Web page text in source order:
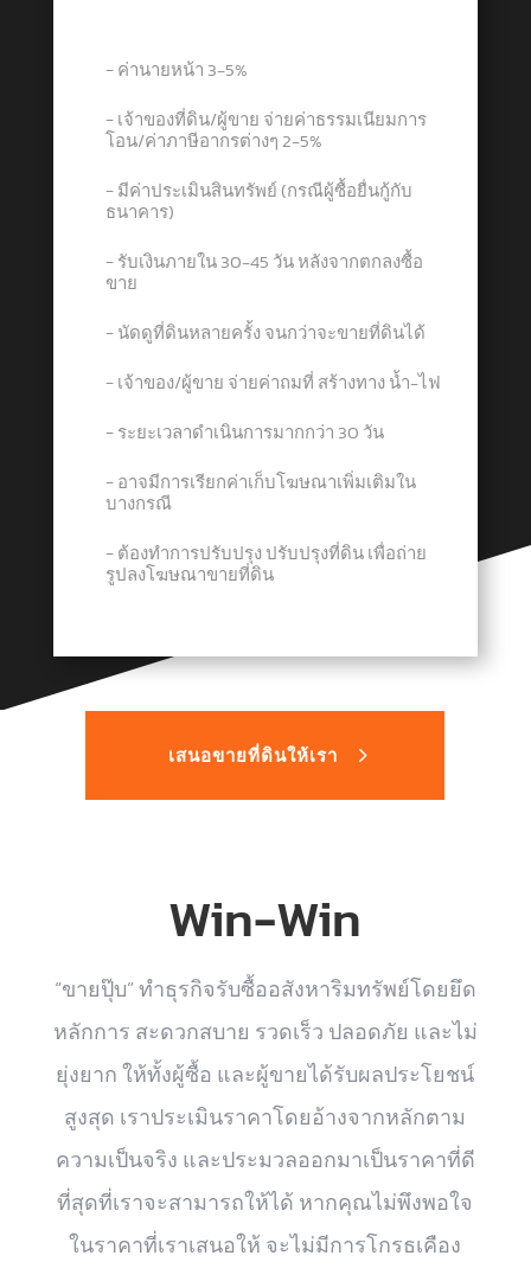
− ค่านายหน้า 3-5%
− เจ้าของที่ดิน/ผู้ขาย จ่ายค่าธรรมเนียมการ
โอน/ค่าภาษีอากรต่างๆ 2-5%
− มีค่าประเมินสินทรัพย์ (กรณีผู้ซื้อยื่นกู้กับ
ธนาคาร)
− รับเงินภายใน 30-45 วัน หลังจากตกลงซื้อ
ขาย
− นัดดูที่ดินหลายครั้ง จนกว่าจะขายที่ดินได้
− เจ้าของ/ผู้ขาย จ่ายค่าถมที่ สร้างทาง น้ำ-ไฟ
− ระยะเวลาดำเนินการมากกว่า 30 วัน
− อาจมีการเรียกค่าเก็บโฆษณาเพิ่มเติมใน
บางกรณี
− ต้องทำการปรับปรุง ปรับปรุงที่ดิน เพื่อถ่าย
รูปลงโฆษณาขายที่ดิน
เสนอขายที่ดินให้เรา
Win-Win
“ขายปุ๊บ” ทำธุรกิจรับซื้ออสังหาริมทรัพย์โดยยึด
หลักการ สะดวกสบาย รวดเร็ว ปลอดภัย และไม่
ยุ่งยาก ให้ทั้งผู้ซื้อ และผู้ขายได้รับผลประโยชน์
สูงสุด เราประเมินราคาโดยอ้างจากหลักตาม
ความเป็นจริง และประมวลออกมาเป็นราคาที่ดี
ที่สุดที่เราจะสามารถให้ได้ หากคุณไม่พึงพอใจ
ในราคาที่เราเสนอให้ จะไม่มีการโกรธเคือง